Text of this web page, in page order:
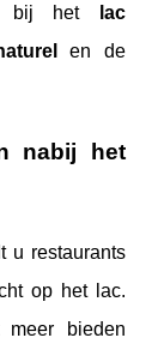
bij het
lac
en de
nabij het
u restaurants
op het lac.
meer bieden